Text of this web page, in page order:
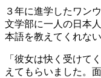
３年に進学したワン
文学部に一人の日本
本語を教えてくれな
「彼女は快く受けて
えてもらいました。